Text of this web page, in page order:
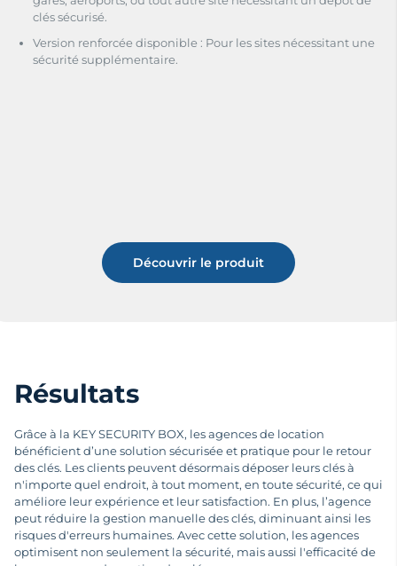
clés sécurisé.
Version renforcée disponible : Pour les sites nécessitant une
sécurité supplémentaire.
Découvrir le produit
Résultats
Grâce à la KEY SECURITY BOX, les agences de location
bénéficient d’une solution sécurisée et pratique pour le retour
des clés. Les clients peuvent désormais déposer leurs clés à
n'importe quel endroit, à tout moment, en toute sécurité, ce qui
améliore leur expérience et leur satisfaction. En plus, l’agence
peut réduire la gestion manuelle des clés, diminuant ainsi les
risques d'erreurs humaines. Avec cette solution, les agences
optimisent non seulement la sécurité, mais aussi l'efficacité de